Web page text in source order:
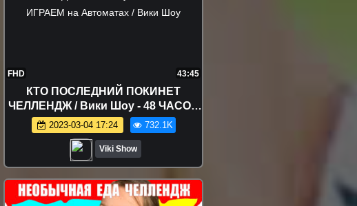
FHD 43:45
КТО ПОСЛЕДНИЙ ПОКИНЕТ
ЧЕЛЛЕНДЖ / Вики Шоу - 48 ЧАСОВ
ИГРАЕМ на Автоматах / Вики Шоу
2023-03-04 17:24 732.1K
Viki Show